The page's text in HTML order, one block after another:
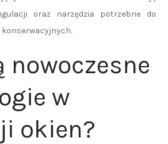
oraz narzędzia potrzebne do
nowoczesne
w
okien?